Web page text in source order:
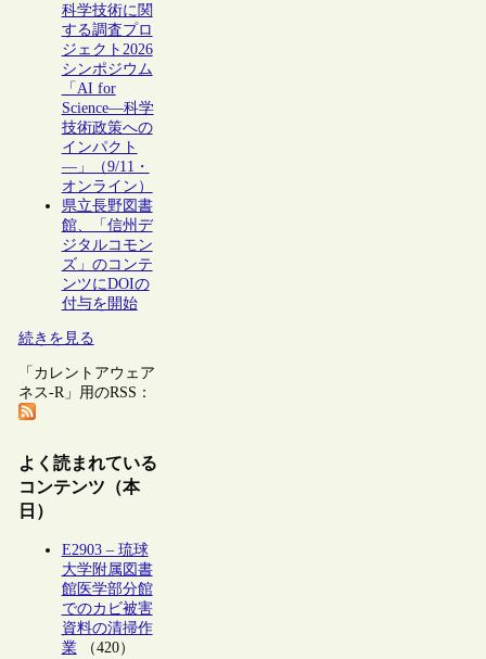
科学技術に関
する調査プロ
ジェクト2026
シンポジウム
「AI for
Science―科学
技術政策への
インパクト
―」（9/11・
オンライン）
県立長野図書
館、「信州デ
ジタルコモン
ズ」のコンテ
ンツにDOIの
付与を開始
続きを見る
「カレントアウェア
ネス-R」用のRSS：
よく読まれている
コンテンツ（本
日）
E2903 – 琉球
大学附属図書
館医学部分館
でのカビ被害
資料の清掃作
業（420）